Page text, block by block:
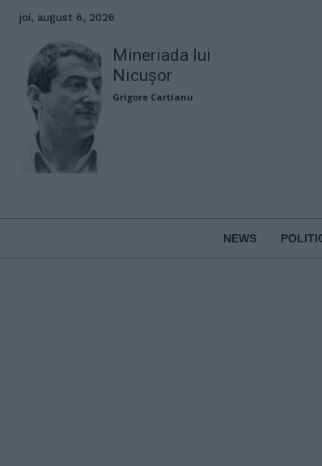
joi, august 6, 2026
Mineriada lui
Nicușor
Grigore Cartianu
NEWS